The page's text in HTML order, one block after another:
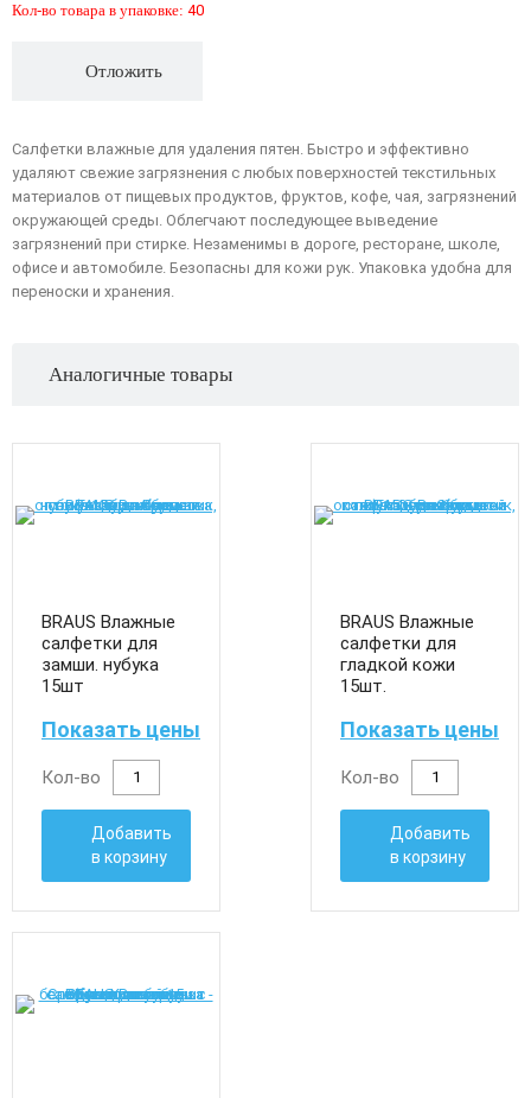
Кол-во товара в упаковке: 40
Отложить
Салфетки влажные для удаления пятен. Быстро и эффективно
удаляют свежие загрязнения с любых поверхностей текстильных
материалов от пищевых продуктов, фруктов, кофе, чая, загрязнений
окружающей среды. Облегчают последующее выведение
загрязнений при стирке. Незаменимы в дороге, ресторане, школе,
офисе и автомобиле. Безопасны для кожи рук. Упаковка удобна для
переноски и хранения.
Аналогичные товары
BRAUS Влажные
салфетки для
замши. нубука
15шт
Показать цены
Кол-во
Добавить
в корзину
BRAUS Влажные
салфетки для
гладкой кожи
15шт.
Показать цены
Кол-во
Добавить
в корзину